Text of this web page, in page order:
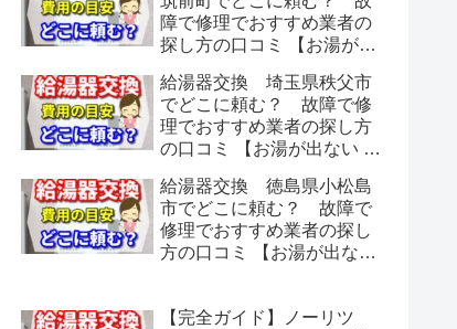
障で修理でおすすめ業者の
探し方の口コミ 【お湯が出
給湯器交換 埼玉県秩父市
でどこに頼む？ 故障で修
理でおすすめ業者の探し方
の口コミ 【お湯が出ない 水
給湯器交換 徳島県小松島
市でどこに頼む？ 故障で
修理でおすすめ業者の探し
方の口コミ 【お湯が出ない
【完全ガイド】ノーリツ